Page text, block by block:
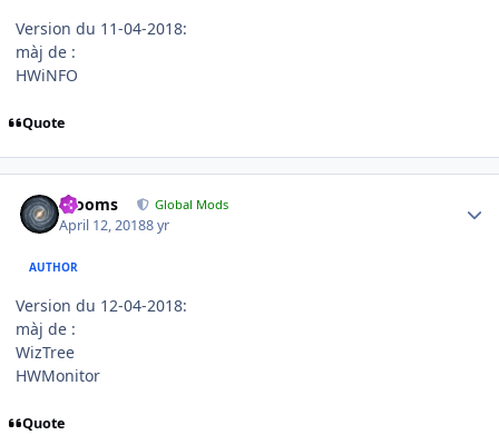
Version du 11-04-2018:
màj de :
HWiNFO
Quote
mooms Global Mods
April 12, 20188 yr
AUTHOR
Version du 12-04-2018:
màj de :
WizTree
HWMonitor
Quote